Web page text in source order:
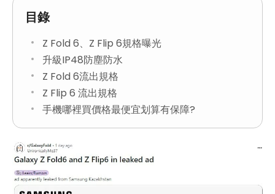
目錄
Z Fold 6、Z Flip 6規格曝光
升級IP48防塵防水
Z Fold 6流出規格
Z Flip 6 流出規格
手機哪裡買價格最便宜划算有保障?